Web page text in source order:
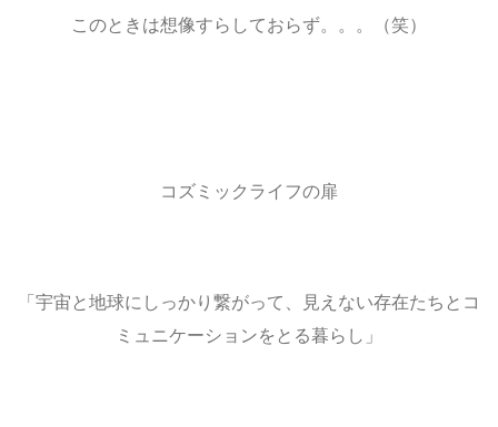
このときは想像すらしておらず。。。（笑）
コズミックライフの扉
「宇宙と地球にしっかり繋がって、見えない存在たちとコ
ミュニケーションをとる暮らし」